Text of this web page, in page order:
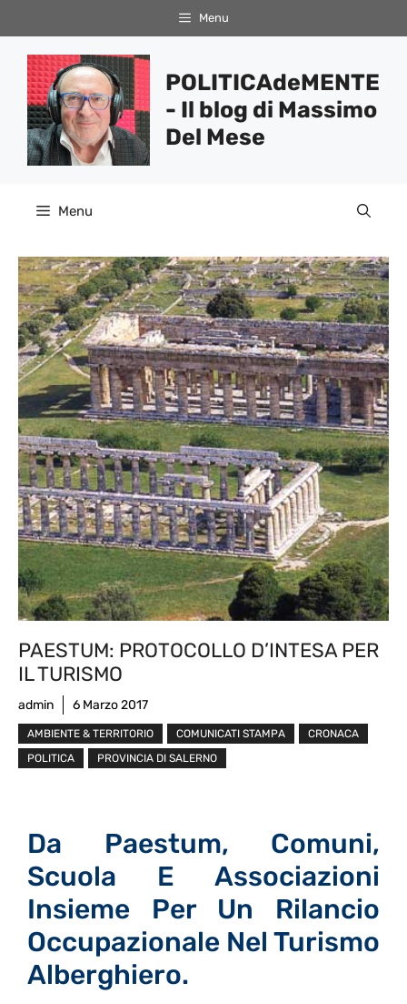
al
contenuto
Menu
POLITICAdeMENTE
- Il blog di Massimo
Del Mese
Menu
PAESTUM: PROTOCOLLO D’INTESA PER
IL TURISMO
admin 6 Marzo 2017
AMBIENTE & TERRITORIO COMUNICATI STAMPA
CRONACA
POLITICA
PROVINCIA DI SALERNO
Da Paestum, Comuni,
Scuola E Associazioni
Insieme Per Un Rilancio
Occupazionale Nel Turismo
Alberghiero.